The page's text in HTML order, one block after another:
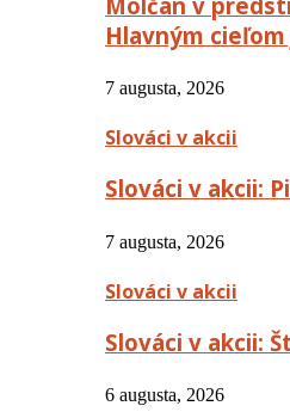
Hlavným
7 augusta, 2026
Slováci v akcii
Slováci v akcii:
7 augusta, 2026
Slováci v akcii
Slováci v akcii:
6 augusta, 2026